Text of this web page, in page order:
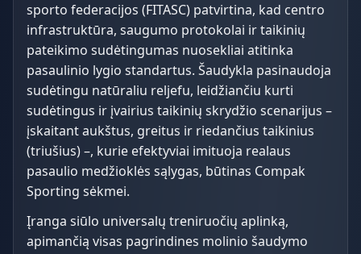
sporto federacijos (FITASC) patvirtina, kad centro
infrastruktūra, saugumo protokolai ir taikinių
pateikimo sudėtingumas nuosekliai atitinka
pasaulinio lygio standartus. Šaudykla pasinaudoja
sudėtingu natūraliu reljefu, leidžiančiu kurti
sudėtingus ir įvairius taikinių skrydžio scenarijus –
įskaitant aukštus, greitus ir riedančius taikinius
(triušius) –, kurie efektyviai imituoja realaus
pasaulio medžioklės sąlygas, būtinas Compak
Sporting sėkmei.
Įranga siūlo universalų treniruočių aplinką,
apimančią visas pagrindines molinio šaudymo